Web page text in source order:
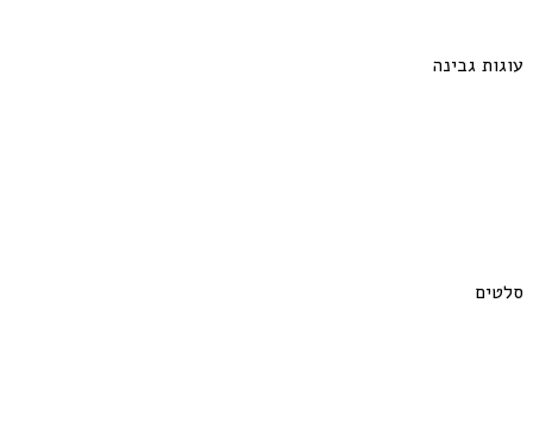
עוגות גבינה
סלטים